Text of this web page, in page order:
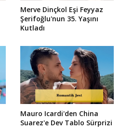
Merve Dinçkol Eşi Feyyaz
Şerifoğlu'nun 35. Yaşını
Kutladı
Mauro Icardi'den China
Suarez'e Dev Tablo Sürprizi